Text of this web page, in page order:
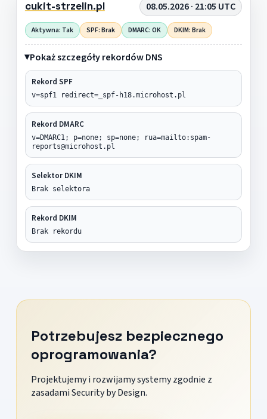
cukit-strzelin.pl 08.05.2026 · 21:05 UTC
Aktywna: Tak SPF: Brak DMARC: OK DKIM: Brak
Pokaż szczegóły rekordów DNS
Rekord SPF
v=spf1 redirect=_spf-h18.microhost.pl
Rekord DMARC
v=DMARC1; p=none; sp=none; rua=mailto:spam-
reports@microhost.pl
Selektor DKIM
Brak selektora
Rekord DKIM
Brak rekordu
Potrzebujesz bezpiecznego
oprogramowania?
Projektujemy i rozwijamy systemy zgodnie z
zasadami Security by Design.